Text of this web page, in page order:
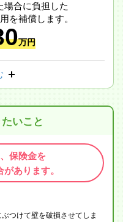
場合に負担した
を補償します。
万円
いこと
保険金を
あります。
つけて壁を破損させてしま